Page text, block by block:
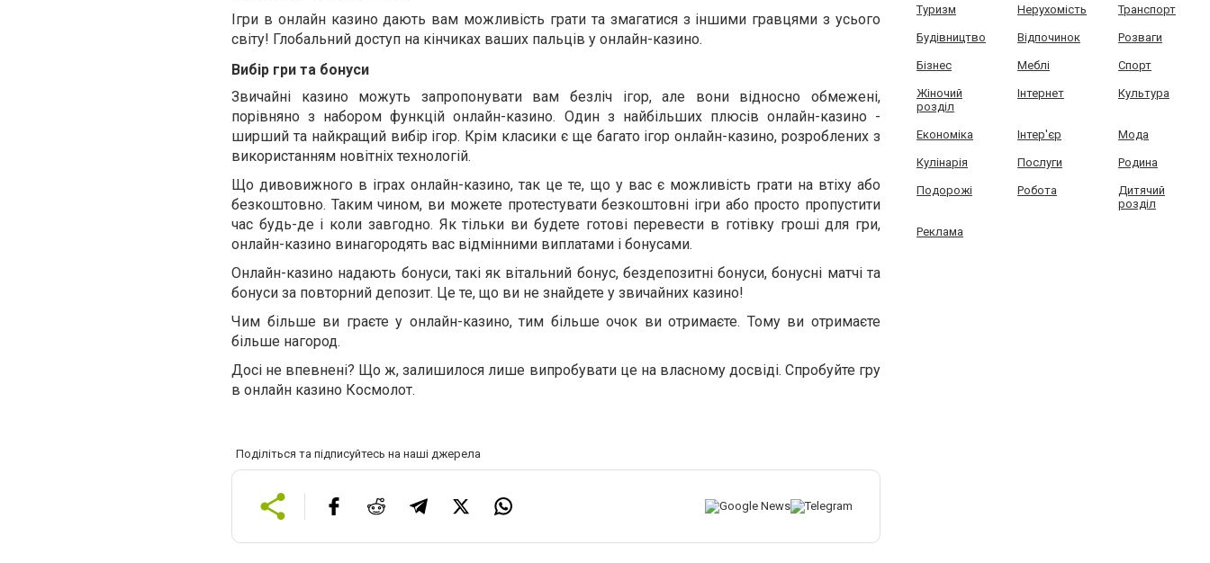
Ігри в онлайн казино дають вам можливість грати та змагатися з іншими гравцями з усього
світу! Глобальний доступ на кінчиках ваших пальців у онлайн-казино.
Вибір гри та бонуси
Звичайні казино можуть запропонувати вам безліч ігор, але вони відносно обмежені,
порівняно з набором функцій онлайн-казино. Один з найбільших плюсів онлайн-казино -
ширший та найкращий вибір ігор. Крім класики є ще багато ігор онлайн-казино, розроблених з
використанням новітніх технологій.
Що дивовижного в іграх онлайн-казино, так це те, що у вас є можливість грати на втіху або
безкоштовно. Таким чином, ви можете протестувати безкоштовні ігри або просто пропустити
час будь-де і коли завгодно. Як тільки ви будете готові перевести в готівку гроші для гри,
онлайн-казино винагородять вас відмінними виплатами і бонусами.
Онлайн-казино надають бонуси, такі як вітальний бонус, бездепозитні бонуси, бонусні матчі та
бонуси за повторний депозит. Це те, що ви не знайдете у звичайних казино!
Чим більше ви граєте у онлайн-казино, тим більше очок ви отримаєте. Тому ви отримаєте
більше нагород.
Досі не впевнені? Що ж, залишилося лише випробувати це на власному досвіді. Спробуйте гру
в онлайн казино Космолот.
Поділіться та підписуйтесь на наші джерела
Туризм Нерухомість Транспорт
Будівництво Відпочинок Розваги
Бізнес Меблі Спорт
Жіночий
розділ
Інтернет Культура
Економіка Інтер'єр Мода
Кулінарія Послуги Родина
Подорожі Робота
Дитячий
розділ
Реклама